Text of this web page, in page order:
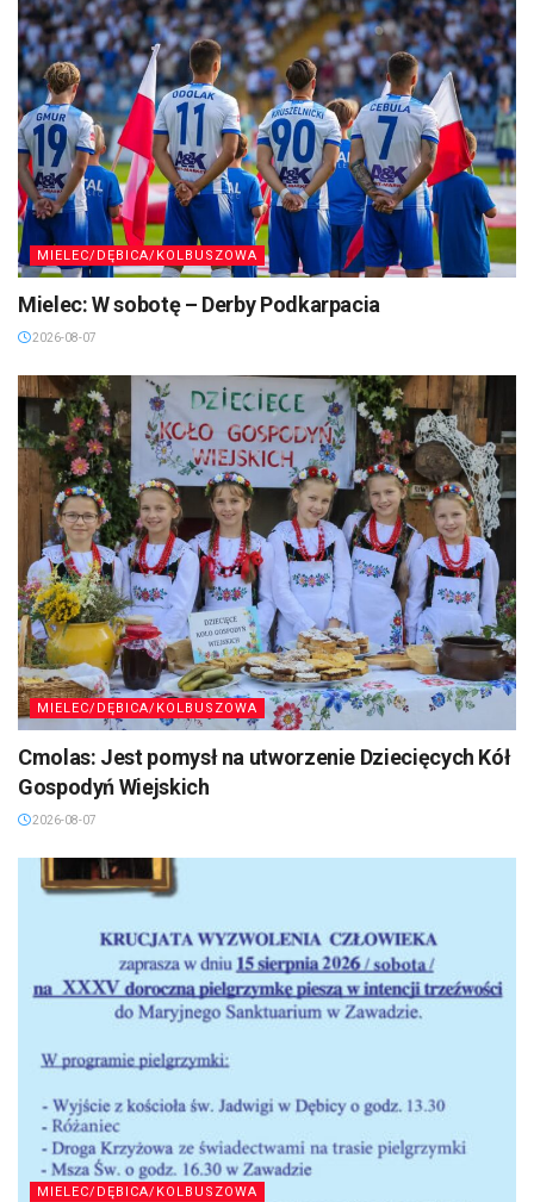
MIELEC/DĘBICA/KOLBUSZOWA
Mielec: W sobotę – Derby Podkarpacia
2026-08-07
MIELEC/DĘBICA/KOLBUSZOWA
Cmolas: Jest pomysł na utworzenie Dziecięcych Kół
Gospodyń Wiejskich
2026-08-07
MIELEC/DĘBICA/KOLBUSZOWA